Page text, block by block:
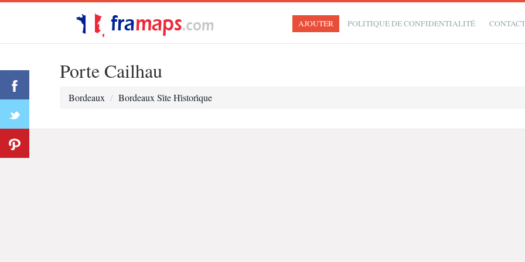
AJOUTER POLITIQUE DE CONFIDENTIALITÉ
Porte Cailhau
Bordeaux Bordeaux Si̇te Hi̇stori̇que